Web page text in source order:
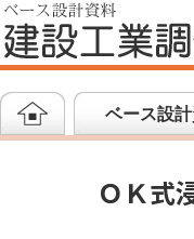
ベース設
ＯＫ式